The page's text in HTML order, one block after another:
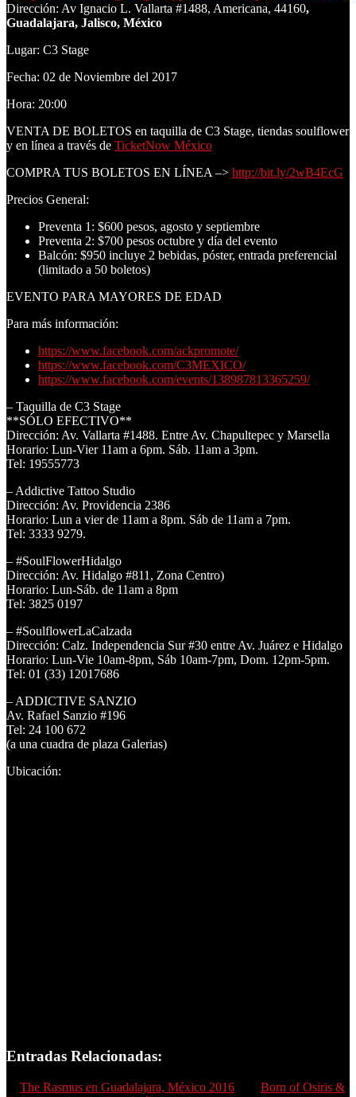
Dirección: Av Ignacio L. Vallarta #1488, Americana, 44160,
Guadalajara, Jalisco, México
Lugar: C3 Stage
Fecha: 02 de Noviembre del 2017
Hora: 20:00
VENTA DE BOLETOS en taquilla de C3 Stage, tiendas soulflower
y en línea a través de TicketNow México
COMPRA TUS BOLETOS EN LÍNEA –> http://bit.ly/2wB4EcG
Precios General:
Preventa 1: $600 pesos, agosto y septiembre
Preventa 2: $700 pesos octubre y día del evento
Balcón: $950 incluye 2 bebidas, póster, entrada preferencial
(limitado a 50 boletos)
EVENTO PARA MAYORES DE EDAD
Para más información:
https://www.facebook.com/ackpromote/
https://www.facebook.com/C3MEXICO/
https://www.facebook.com/events/138987813365259/
– Taquilla de C3 Stage
**SÓLO EFECTIVO**
Dirección: Av. Vallarta #1488. Entre Av. Chapultepec y Marsella
Horario: Lun-Vier 11am a 6pm. Sáb. 11am a 3pm.
Tel: 19555773
– Addictive Tattoo Studio
Dirección: Av. Providencia 2386
Horario: Lun a vier de 11am a 8pm. Sáb de 11am a 7pm.
Tel: 3333 9279.
– #SoulFlowerHidalgo
Dirección: Av. Hidalgo #811, Zona Centro)
Horario: Lun-Sáb. de 11am a 8pm
Tel: 3825 0197
– #SoulflowerLaCalzada
Dirección: Calz. Independencia Sur #30 entre Av. Juárez e Hidalgo
Horario: Lun-Vie 10am-8pm, Sáb 10am-7pm, Dom. 12pm-5pm.
Tel: 01 (33) 12017686
– ADDICTIVE SANZIO
Av. Rafael Sanzio #196
Tel: 24 100 672
(a una cuadra de plaza Galerias)
Ubicación:
Entradas Relacionadas:
The Rasmus en Guadalajara, México 2016
Born of Osiris &